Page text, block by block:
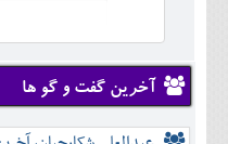
دی
بهمن
اسفند
آبان
آذر
دی
بهمن
شهريور
مهر
آبان
آذر
تير
مرداد
شهريور
مهر
آخرین گفت و گو ها